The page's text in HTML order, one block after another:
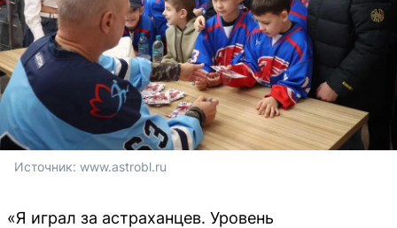
Источник: www.astrobl.ru
«Я играл за астраханцев. Уровень